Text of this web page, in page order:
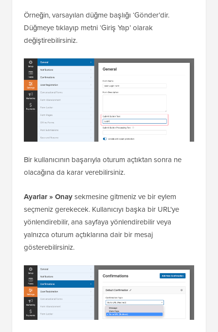
Örneğin, varsayılan düğme başlığı ‘Gönder’dir.
Düğmeye tıklayıp metni ‘Giriş Yap’ olarak
değiştirebilirsiniz.
Bir kullanıcının başarıyla oturum açtıktan sonra ne
olacağına da karar verebilirsiniz.
Ayarlar » Onaysekmesine gitmeniz ve bir eylem
seçmeniz gerekecek. Kullanıcıyı başka bir URL'ye
yönlendirebilir, ana sayfaya yönlendirebilir veya
yalnızca oturum açtıklarına dair bir mesaj
gösterebilirsiniz.